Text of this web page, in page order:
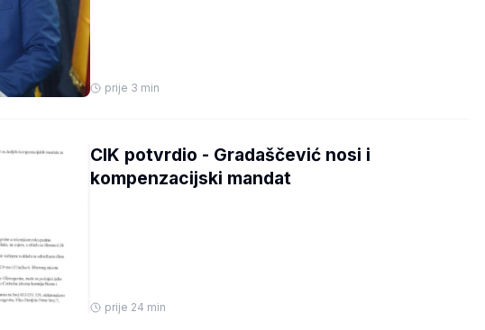
prije 3 min
CIK potvrdio - Gradaščević nosi i
kompenzacijski mandat
prije 24 min